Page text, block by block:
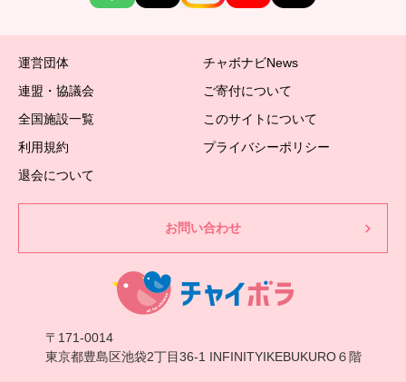
運営団体
チャボナビNews
連盟・協議会
ご寄付について
全国施設一覧
このサイトについて
利用規約
プライバシーポリシー
退会について
お問い合わせ
〒171-0014
東京都豊島区池袋2丁目36-1 INFINITYIKEBUKURO６階